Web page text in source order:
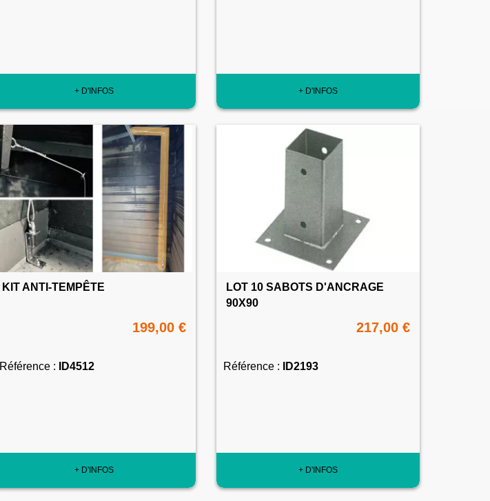
+ D'INFOS + D'INFOS
KIT ANTI-TEMPÊTE
199,00 €
Référence : ID4512
+ D'INFOS
LOT 10 SABOTS D'ANCRAGE
90X90
217,00 €
Référence : ID2193
+ D'INFOS